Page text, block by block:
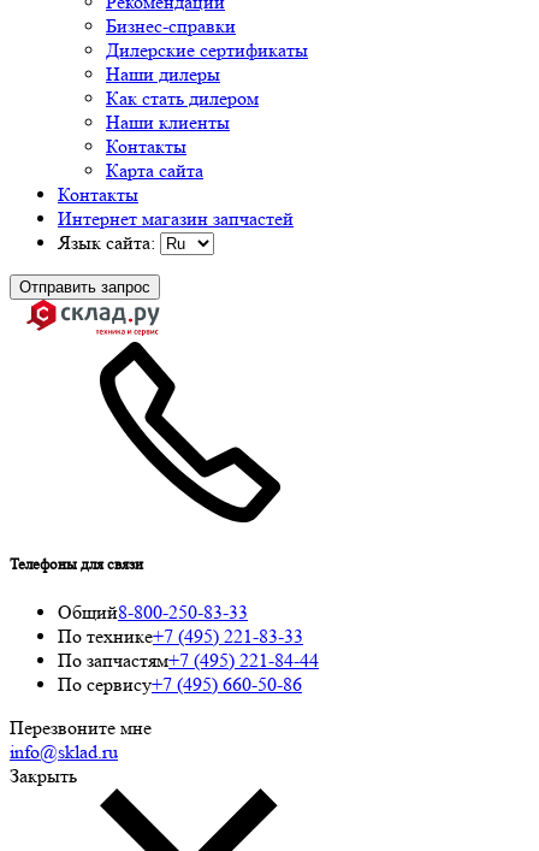
Бизнес-справки
Дилерские сертификаты
Наши дилеры
Как стать дилером
Наши клиенты
Контакты
Карта сайта
Контакты
Интернет магазин запчастей
Язык сайта:
Отправить запрос
Телефоны для связи
Общий8-800-250-83-33
По технике+7 (495) 221-83-33
По запчастям+7 (495) 221-84-44
По сервису+7 (495) 660-50-86
Перезвоните мне
info@sklad.ru
Закрыть